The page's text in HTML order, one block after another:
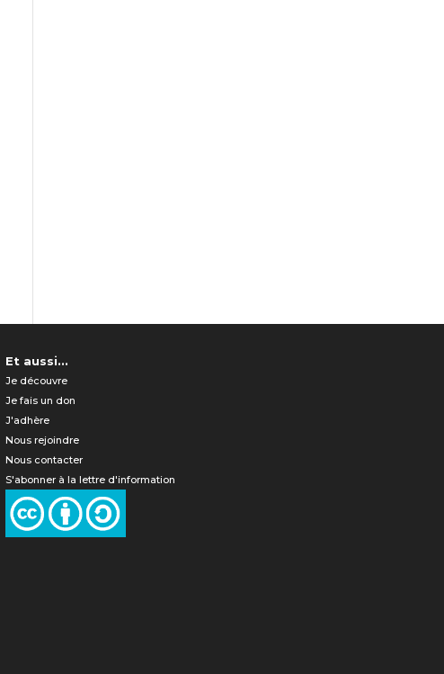
Et aussi...
Je découvre
Je fais un don
J'adhère
Nous rejoindre
Nous contacter
S'abonner à la lettre d'information